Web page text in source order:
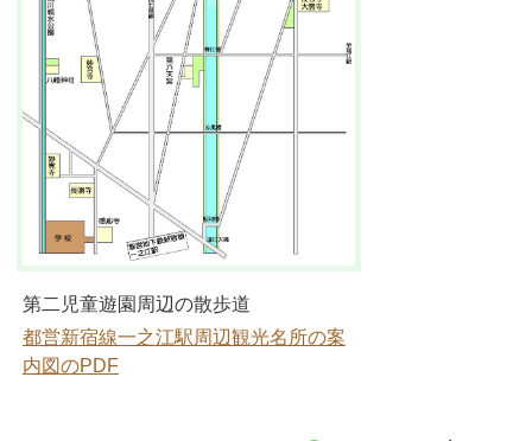
第二児童遊園周辺の散歩道
都営新宿線一之江駅周辺観光名所の案
内図のPDF